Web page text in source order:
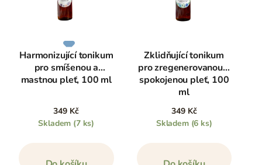
Harmonizující tonikum
pro smíšenou a
mastnou pleť, 100 ml
349 Kč
Skladem (7 ks)
Zklidňující tonikum
pro zregenerovanou a
spokojenou pleť, 100
ml
349 Kč
Skladem (6 ks)